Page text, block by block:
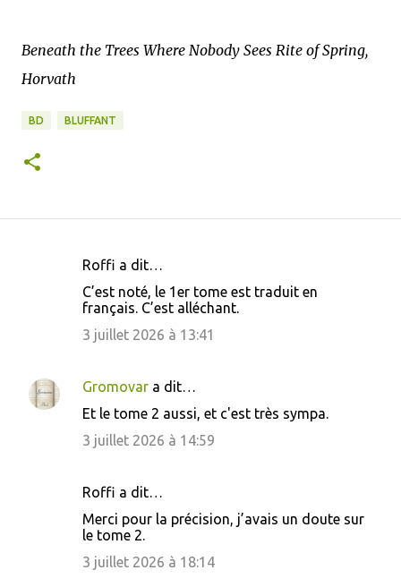
Beneath the Trees Where Nobody Sees Rite of Spring,
Horvath
BD BLUFFANT
e
n
Roffi a dit…
C’est noté, le 1er tome est traduit en
français. C’est alléchant.
3 juillet 2026 à 13:41
Gromovar a dit…
Et le tome 2 aussi, et c'est très sympa.
3 juillet 2026 à 14:59
Roffi a dit…
Merci pour la précision, j’avais un doute sur
le tome 2.
3 juillet 2026 à 18:14